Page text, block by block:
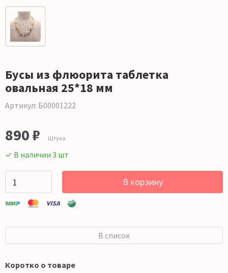
Бусы из флюорита таблетка
овальная 25*18 мм
Артикул: Б00001222
890 ₽ Штука
✓ В наличии 3 шт
В корзину
В список
Коротко о товаре